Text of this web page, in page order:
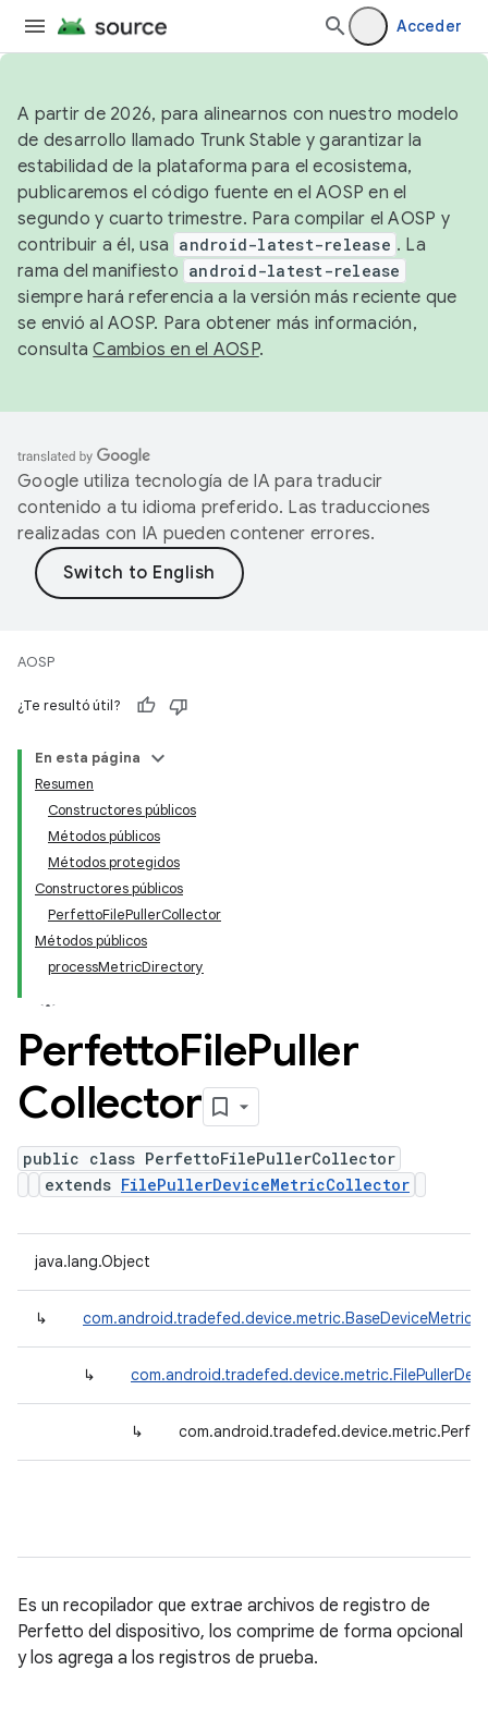
Acceder
A partir de 2026, para alinearnos con nuestro modelo
de desarrollo llamado Trunk Stable y garantizar la
estabilidad de la plataforma para el ecosistema,
publicaremos el código fuente en el AOSP en el
segundo y cuarto trimestre. Para compilar el AOSP y
contribuir a él, usa android-latest-release . La
rama del manifiesto android-latest-release
siempre hará referencia a la versión más reciente que
se envió al AOSP. Para obtener más información,
consultaCambios en el AOSP.
Google utiliza tecnología de IA para traducir
contenido a tu idioma preferido. Las traducciones
realizadas con IA pueden contener errores.
AOSP
¿Te resultó útil?
En esta página
Resumen
Constructores públicos
Métodos públicos
Métodos protegidos
Constructores públicos
PerfettoFilePullerCollector
Métodos públicos
processMetricDirectory
PerfettoFilePuller
Collector
public class PerfettoFilePullerCollector
extends FilePullerDeviceMetricCollector
java.lang.Object
↳
↳
↳
Es un recopilador que extrae archivos de registro de
Perfetto del dispositivo, los comprime de forma opcional
y los agrega a los registros de prueba.